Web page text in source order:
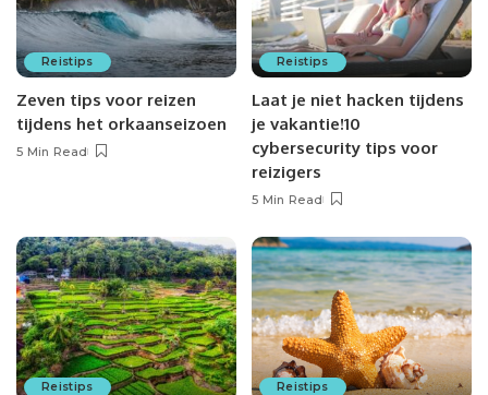
Reistips
Zeven tips voor reizen
tijdens het orkaanseizoen
5 Min Read
Reistips
Laat je niet hacken tijdens
je vakantie!10
cybersecurity tips voor
reizigers
5 Min Read
Reistips Reistips